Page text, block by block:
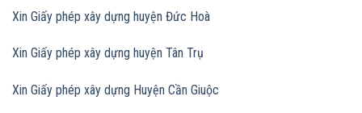
Xin Giấy phép xây dựng huyện Đức Hoà
Xin Giấy phép xây dựng huyện Tân Trụ
Xin Giấy phép xây dựng Huyện Cần Giuộc